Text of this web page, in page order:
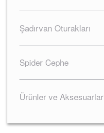
Şadırvan Oturakları
Spider Cephe
Ürünler ve Aksesuarlar